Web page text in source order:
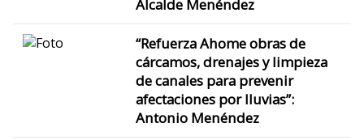
Alcalde Menéndez
“Refuerza Ahome obras de
cárcamos, drenajes y limpieza
de canales para prevenir
afectaciones por lluvias”:
Antonio Menéndez